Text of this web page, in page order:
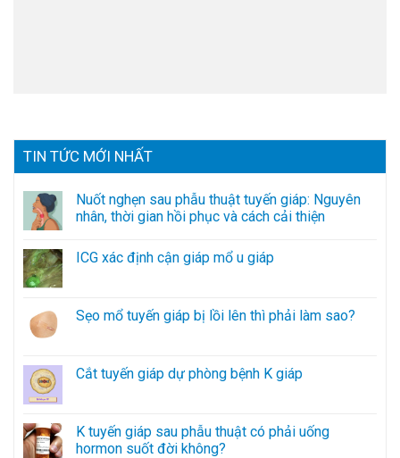
TIN TỨC MỚI NHẤT
Nuốt nghẹn sau phẫu thuật tuyến giáp: Nguyên
nhân, thời gian hồi phục và cách cải thiện
ICG xác định cận giáp mổ u giáp
Sẹo mổ tuyến giáp bị lồi lên thì phải làm sao?
Cắt tuyến giáp dự phòng bệnh K giáp
K tuyến giáp sau phẫu thuật có phải uống
hormon suốt đời không?